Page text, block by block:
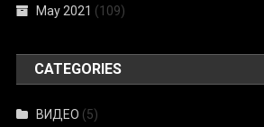
May 2021 (109)
CATEGORIES
ВИДЕО (5)